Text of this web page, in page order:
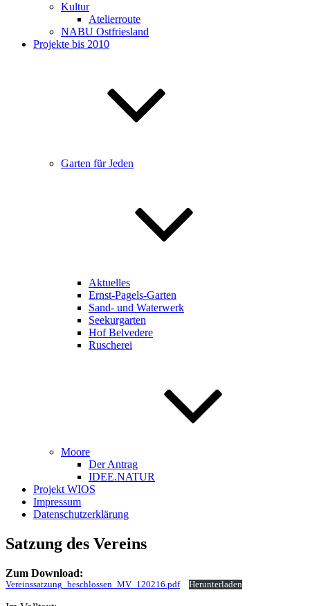
Kultur
Atelierroute
NABU Ostfriesland
Projekte bis 2010
Garten für Jeden
Aktuelles
Ernst-Pagels-Garten
Sand- und Waterwerk
Seekurgarten
Hof Belvedere
Ruscherei
Moore
Der Antrag
IDEE.NATUR
Projekt WIOS
Impressum
Datenschutzerklärung
Satzung des Vereins
Zum Download:
Vereinssatzung_beschlossen_MV_120216.pdf Herunterladen